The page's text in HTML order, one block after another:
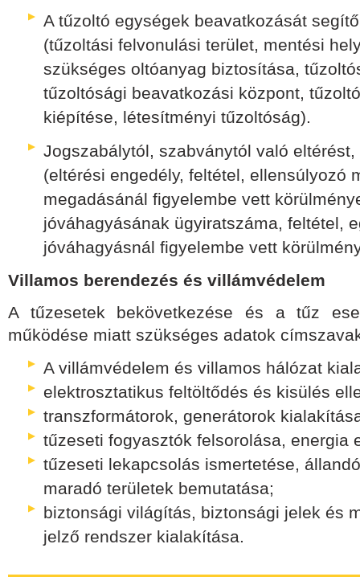
A tűzoltó egységek beavatkozását
(tűzoltási felvonulási terület, mentési
szükséges oltóanyag biztosítása,
tűzoltósági beavatkozási központ,
kiépítése, létesítményi tűzoltóság).
Jogszabálytól, szabványtól való
(eltérési engedély, feltétel, ellensúlyozó
megadásánál figyelembe vett
jóváhagyásának ügyiratszáma, feltétel,
jóváhagyásnál figyelembe vett
Villamos berendezés és villámvédelem
A tűzesetek bekövetkezése és a tűz
működése miatt szükséges adatok
A villámvédelem és villamos hálózat
elektrosztatikus feltöltődés és kisülés
transzformátorok, generátorok
tűzeseti fogyasztók felsorolása, energia
tűzeseti lekapcsolás ismertetése,
maradó területek bemutatása;
biztonsági világítás, biztonsági jelek és
jelző rendszer kialakítása.